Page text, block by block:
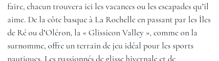
faire, chacun trouvera ici les vacances ou les escapades qu’il
aime. De la côte basque à La Rochelle en passant par les Îles
de Ré ou d’Oléron, la « Glissicon Valley », comme on la
surnomme, offre un terrain de jeu idéal pour les sports
nautiques. Les passionnés de glisse hivernale et de